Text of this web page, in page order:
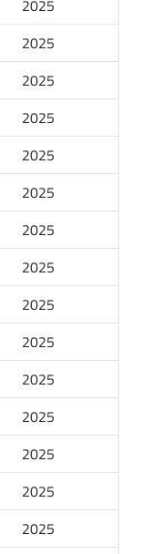
2025
2025
2025
2025
2025
2025
2025
2025
2025
2025
2025
2025
2025
2025
2025